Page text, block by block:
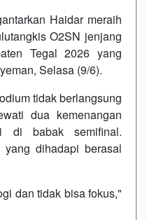
Haidar meraih
O2SN jenjang
Tegal 2026 yang
Selasa (9/6).
tidak berlangsung
dua kemenangan
di babak semifinal.
yang dihadapi berasal
dan tidak bisa fokus,"